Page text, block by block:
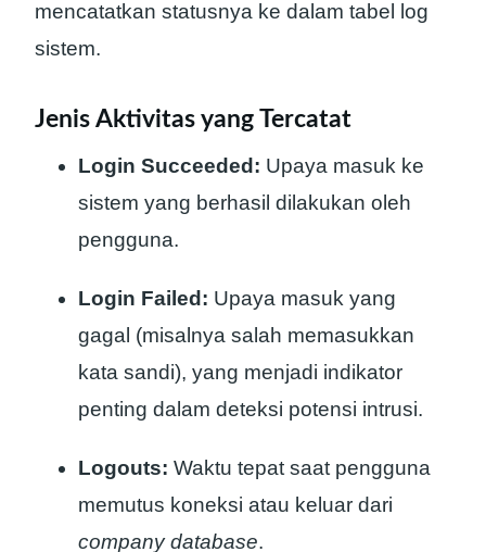
mencatatkan statusnya ke dalam tabel log
sistem.
Jenis Aktivitas yang Tercatat
Login Succeeded: Upaya masuk ke
sistem yang berhasil dilakukan oleh
pengguna.
Login Failed: Upaya masuk yang
gagal (misalnya salah memasukkan
kata sandi), yang menjadi indikator
penting dalam deteksi potensi intrusi.
Logouts: Waktu tepat saat pengguna
memutus koneksi atau keluar dari
company database.